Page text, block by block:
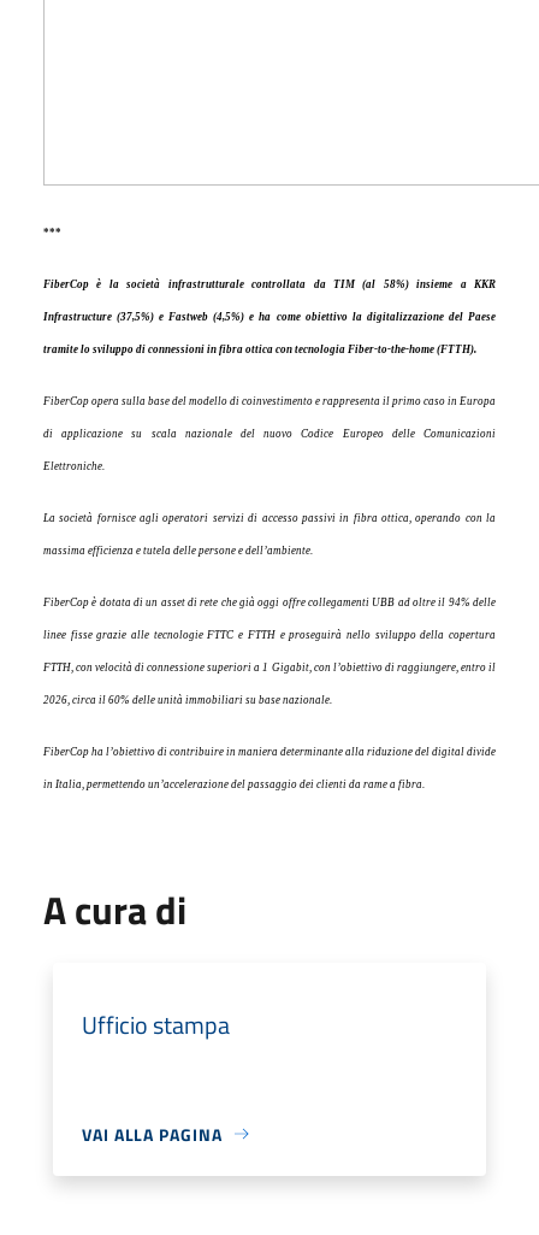
***
FiberCop è la società infrastrutturale controllata da TIM (al 58%) insieme a KKR
Infrastructure (37,5%) e Fastweb (4,5%) e ha come obiettivo la digitalizzazione del Paese
tramite lo sviluppo di connessioni in fibra ottica con tecnologia Fiber-to-the-home (FTTH).
FiberCop opera sulla base del modello di coinvestimento e rappresenta il primo caso in Europa
di applicazione su scala nazionale del nuovo Codice Europeo delle Comunicazioni
Elettroniche.
La società fornisce agli operatori servizi di accesso passivi in fibra ottica, operando con la
massima efficienza e tutela delle persone e dell’ambiente.
FiberCop è dotata di un asset di rete che giàoggi offre collegamenti UBB ad oltre il 94% delle
linee fisse grazie alle tecnologie FTTC e FTTH e proseguirà nello sviluppo della copertura
FTTH, con velocità di connessione superiori a 1 Gigabit, con l’obiettivo di raggiungere, entro il
2026, circa il 60% delle unità immobiliari su base nazionale.
FiberCop ha l’obiettivo di contribuire in maniera determinante alla riduzione del digital divide
in Italia, permettendo un’accelerazione del passaggio dei clienti da rame a fibra.
A cura di
Ufficio stampa
VAI ALLA PAGINA